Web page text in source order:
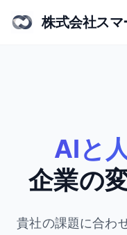
株式会社ス
AIと
企業の
貴社の課題に合わ